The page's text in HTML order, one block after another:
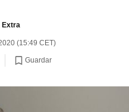
Extra
(15:49 CET)
Guardar